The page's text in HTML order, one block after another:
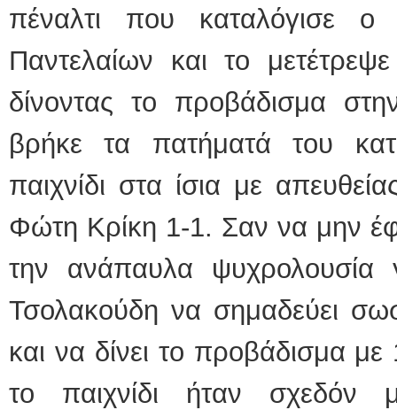
πέναλτι που καταλόγισε ο
Παντελαίων και το
δίνοντας το προβάδισμα
βρήκε τα πατήματά του
παιχνίδι στα ίσια με
Φώτη Κρίκη 1-1. Σαν να μην
την ανάπαυλα
Τσολακούδη να σημαδεύει
και να δίνει το προβάδισμα
το παιχνίδι ήταν σχεδόν